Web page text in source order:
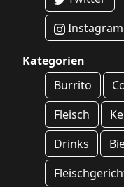
Instagram
Kategorien
Burrito
Fleisch
Drinks